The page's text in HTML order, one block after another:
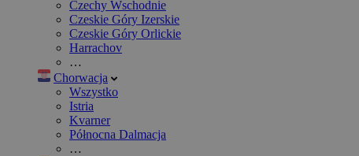
Czechy Wschodnie
Czeskie Góry Izerskie
Czeskie Góry Orlickie
Harrachov
…
Chorwacja
Wszystko
Istria
Kvarner
Północna Dalmacja
…